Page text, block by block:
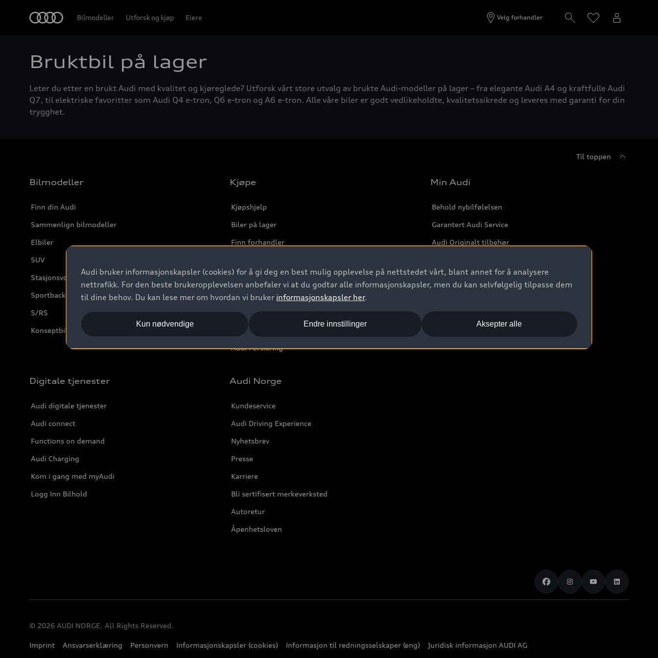
Bilmodeller Utforsk og kjøp Eiere Velg forhandler
Bruktbil på lager
Leter du etter en brukt Audi med kvalitet og kjøreglede? Utforsk vårt store utvalg av brukte Audi-modeller på lager – fra elegante Audi A4 og kraftfulle Audi
Q7, til elektriske favoritter som Audi Q4 e-tron, Q6 e-tron og A6 e-tron. Alle våre biler er godt vedlikeholdte, kvalitetssikrede og leveres med garanti for din
trygghet.
Til toppen
Bilmodeller
Finn din Audi
Sammenlign bilmodeller
Elbiler
SUV
Stasjonsvogn
Sportback
S/RS
Konseptbiler og prototyper
Kjøpe
Kjøpshjelp
Biler på lager
Finn forhandler
Kontakt forhandler
Prislister
Leasing
Bilgarantier
Audi Forsikring
Min Audi
Behold nybilfølelsen
Garantert Audi Service
Audi Originalt tilbehør
Digitale tjenester
Audi digitale tjenester
Audi connect
Functions on demand
Audi Charging
Kom i gang med myAudi
Logg Inn Bilhold
Audi Norge
Kundeservice
Audi Driving Experience
Nyhetsbrev
Presse
Karriere
Bli sertifisert merkeverksted
Autoretur
Åpenhetsloven
© 2026 AUDI NORGE. All Rights Reserved.
Imprint Ansvarserklæring Personvern Informasjonskapsler (cookies) Informasjon til redningsselskaper (eng) Juridisk informasjon AUDI AG
Audi bruker informasjonskapsler (cookies) for å gi deg en best mulig opplevelse på nettstedet vårt, blant annet for å analysere
nettrafikk. For den beste brukeropplevelsen anbefaler vi at du godtar alle informasjonskapsler, men du kan selvfølgelig tilpasse dem
til dine behov. Du kan lese mer om hvordan vi bruker informasjonskapsler her.
Aksepter alle
Kun nødvendige Endre innstillinger